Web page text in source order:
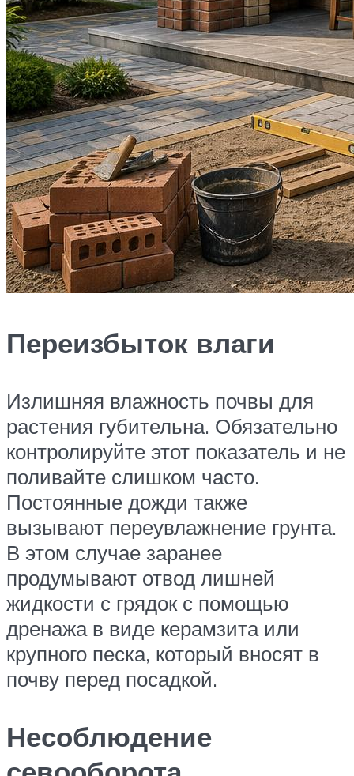
Переизбыток влаги
Излишняя влажность почвы для
растения губительна. Обязательно
контролируйте этот показатель и не
поливайте слишком часто.
Постоянные дожди также
вызывают переувлажнение грунта.
В этом случае заранее
продумывают отвод лишней
жидкости с грядок с помощью
дренажа в виде керамзита или
крупного песка, который вносят в
почву перед посадкой.
Несоблюдение